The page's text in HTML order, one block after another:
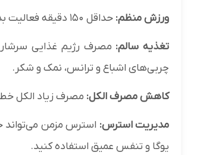
ورزش منظم: حداقل ۱۵۰ دقیقه فعالیت بدنی متوسط در هفته، مانند پیاده‌روی سریع، شنا یا دوچرخه‌سواری.
تغذیه سالم: مصرف رژیم غذایی
چربی‌های اشباع و ترانس، نمک و شکر.
کاهش مصرف الکل: مصرف زیاد الکل
مدیریت استرس: استرس مزمن
یوگا و تنفس عمیق استفاده کنید.